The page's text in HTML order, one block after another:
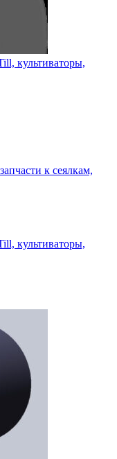
культиваторы,
к сеялкам,
культиваторы,